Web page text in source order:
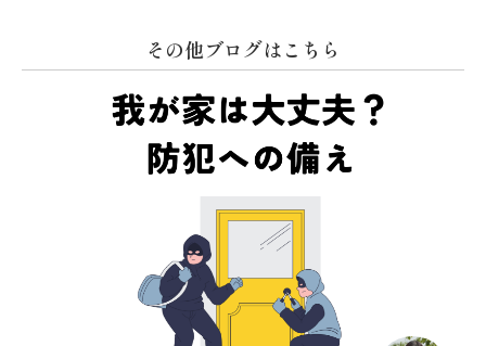
その他ブログはこちら